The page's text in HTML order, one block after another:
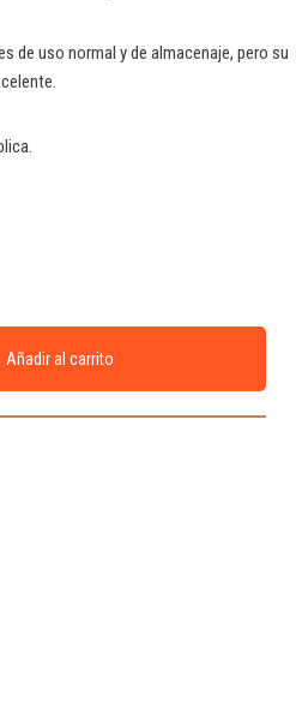
de uso normal y de almacenaje, pero su
Añadir al carrito